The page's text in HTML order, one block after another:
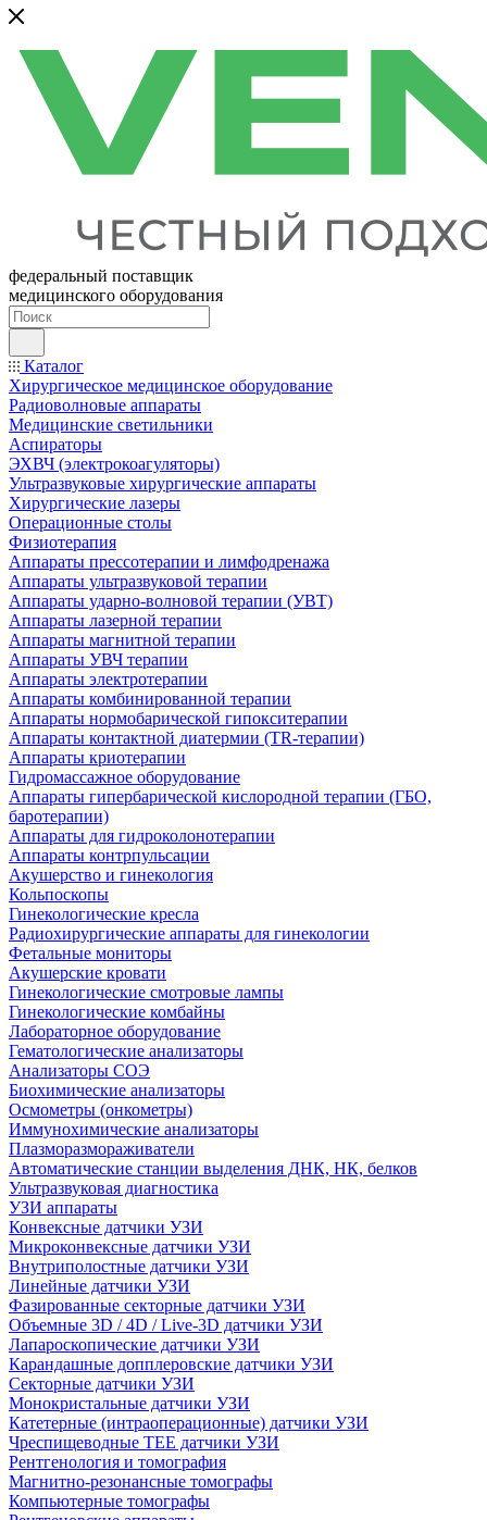
федеральный поставщик
медицинского оборудования
Каталог
Хирургическое медицинское оборудование
Радиоволновые аппараты
Медицинские светильники
Аспираторы
ЭХВЧ (электрокоагуляторы)
Ультразвуковые хирургические аппараты
Хирургические лазеры
Операционные столы
Физиотерапия
Аппараты прессотерапии и лимфодренажа
Аппараты ультразвуковой терапии
Аппараты ударно-волновой терапии (УВТ)
Аппараты лазерной терапии
Аппараты магнитной терапии
Аппараты УВЧ терапии
Аппараты электротерапии
Аппараты комбинированной терапии
Аппараты нормобарической гипокситерапии
Аппараты контактной диатермии (TR-терапии)
Аппараты криотерапии
Гидромассажное оборудование
Аппараты гипербарической кислородной терапии (ГБО,
баротерапии)
Аппараты для гидроколонотерапии
Аппараты контрпульсации
Акушерство и гинекология
Кольпоскопы
Гинекологические кресла
Радиохирургические аппараты для гинекологии
Фетальные мониторы
Акушерские кровати
Гинекологические смотровые лампы
Гинекологические комбайны
Лабораторное оборудование
Гематологические анализаторы
Анализаторы СОЭ
Биохимические анализаторы
Осмометры (онкометры)
Иммунохимические анализаторы
Плазморазмораживатели
Автоматические станции выделения ДНК, НК, белков
Ультразвуковая диагностика
УЗИ аппараты
Конвексные датчики УЗИ
Микроконвексные датчики УЗИ
Внутриполостные датчики УЗИ
Линейные датчики УЗИ
Фазированные секторные датчики УЗИ
Объемные 3D / 4D / Live-3D датчики УЗИ
Лапароскопические датчики УЗИ
Карандашные допплеровские датчики УЗИ
Секторные датчики УЗИ
Монокристальные датчики УЗИ
Катетерные (интраоперационные) датчики УЗИ
Чреспищеводные TEE датчики УЗИ
Рентгенология и томография
Магнитно-резонансные томографы
Компьютерные томографы